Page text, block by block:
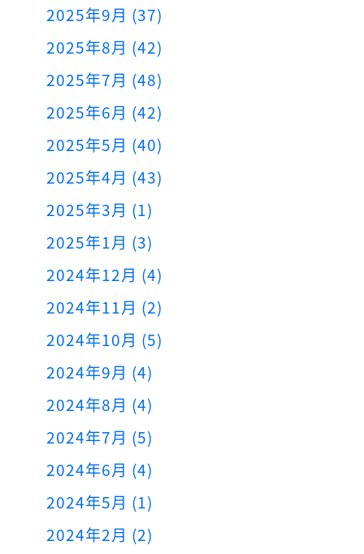
2025年9月 (37)
2025年8月 (42)
2025年7月 (48)
2025年6月 (42)
2025年5月 (40)
2025年4月 (43)
2025年3月 (1)
2025年1月 (3)
2024年12月 (4)
2024年11月 (2)
2024年10月 (5)
2024年9月 (4)
2024年8月 (4)
2024年7月 (5)
2024年6月 (4)
2024年5月 (1)
2024年2月 (2)